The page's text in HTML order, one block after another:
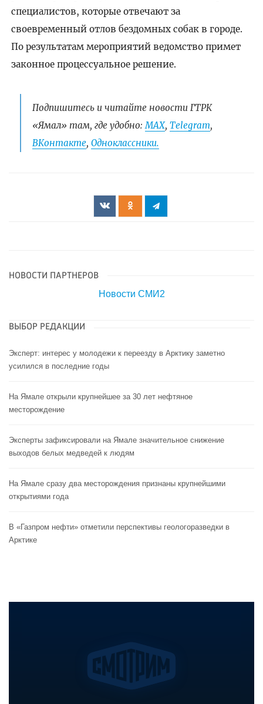
специалистов, которые отвечают за
своевременный отлов бездомных собак в городе.
По результатам мероприятий ведомство примет
законное процессуальное решение.
Подпишитесь и читайте новости ГТРК
«Ямал» там, где удобно:МАХ, Telegram,
ВКонтакте, Одноклассники.
НОВОСТИ ПАРТНЕРОВ
Новости СМИ2
ВЫБОР РЕДАКЦИИ
Эксперт: интерес у молодежи к переезду в Арктику заметно
усилился в последние годы
На Ямале открыли крупнейшее за 30 лет нефтяное
месторождение
Эксперты зафиксировали на Ямале значительное снижение
выходов белых медведей к людям
На Ямале сразу два месторождения признаны крупнейшими
открытиями года
В «Газпром нефти» отметили перспективы геологоразведки в
Арктике